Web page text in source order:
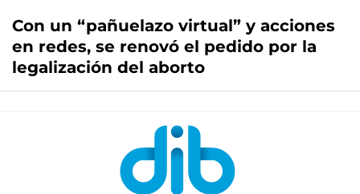
Con un “pañuelazo virtual” y acciones
en redes, se renovó el pedido por la
legalización del aborto